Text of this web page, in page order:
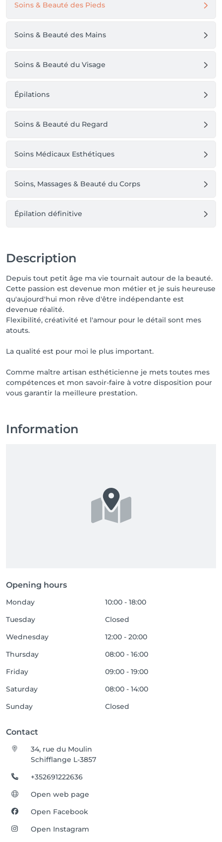
Soins & Beauté des Pieds
Soins & Beauté des Mains
Soins & Beauté du Visage
Épilations
Soins & Beauté du Regard
Soins Médicaux Esthétiques
Soins, Massages & Beauté du Corps
Épilation définitive
Description
Depuis tout petit âge ma vie tournait autour de la beauté.
Cette passion est devenue mon métier et je suis heureuse
qu'aujourd'hui mon rêve d'être indépendante est
devenue réalité.
Flexibilité, créativité et l'amour pour le détail sont mes
atouts.
La qualité est pour moi le plus important.
Comme maître artisan esthéticienne je mets toutes mes
compétences et mon savoir-faire à votre disposition pour
vous garantir la meilleure prestation.
Information
Opening hours
Monday
10:00 - 18:00
Tuesday
Closed
Wednesday
12:00 - 20:00
Thursday
08:00 - 16:00
Friday
09:00 - 19:00
Saturday
08:00 - 14:00
Sunday
Closed
Contact
34, rue du Moulin
Schifflange L-3857
+352691222636
Open web page
Open Facebook
Open Instagram